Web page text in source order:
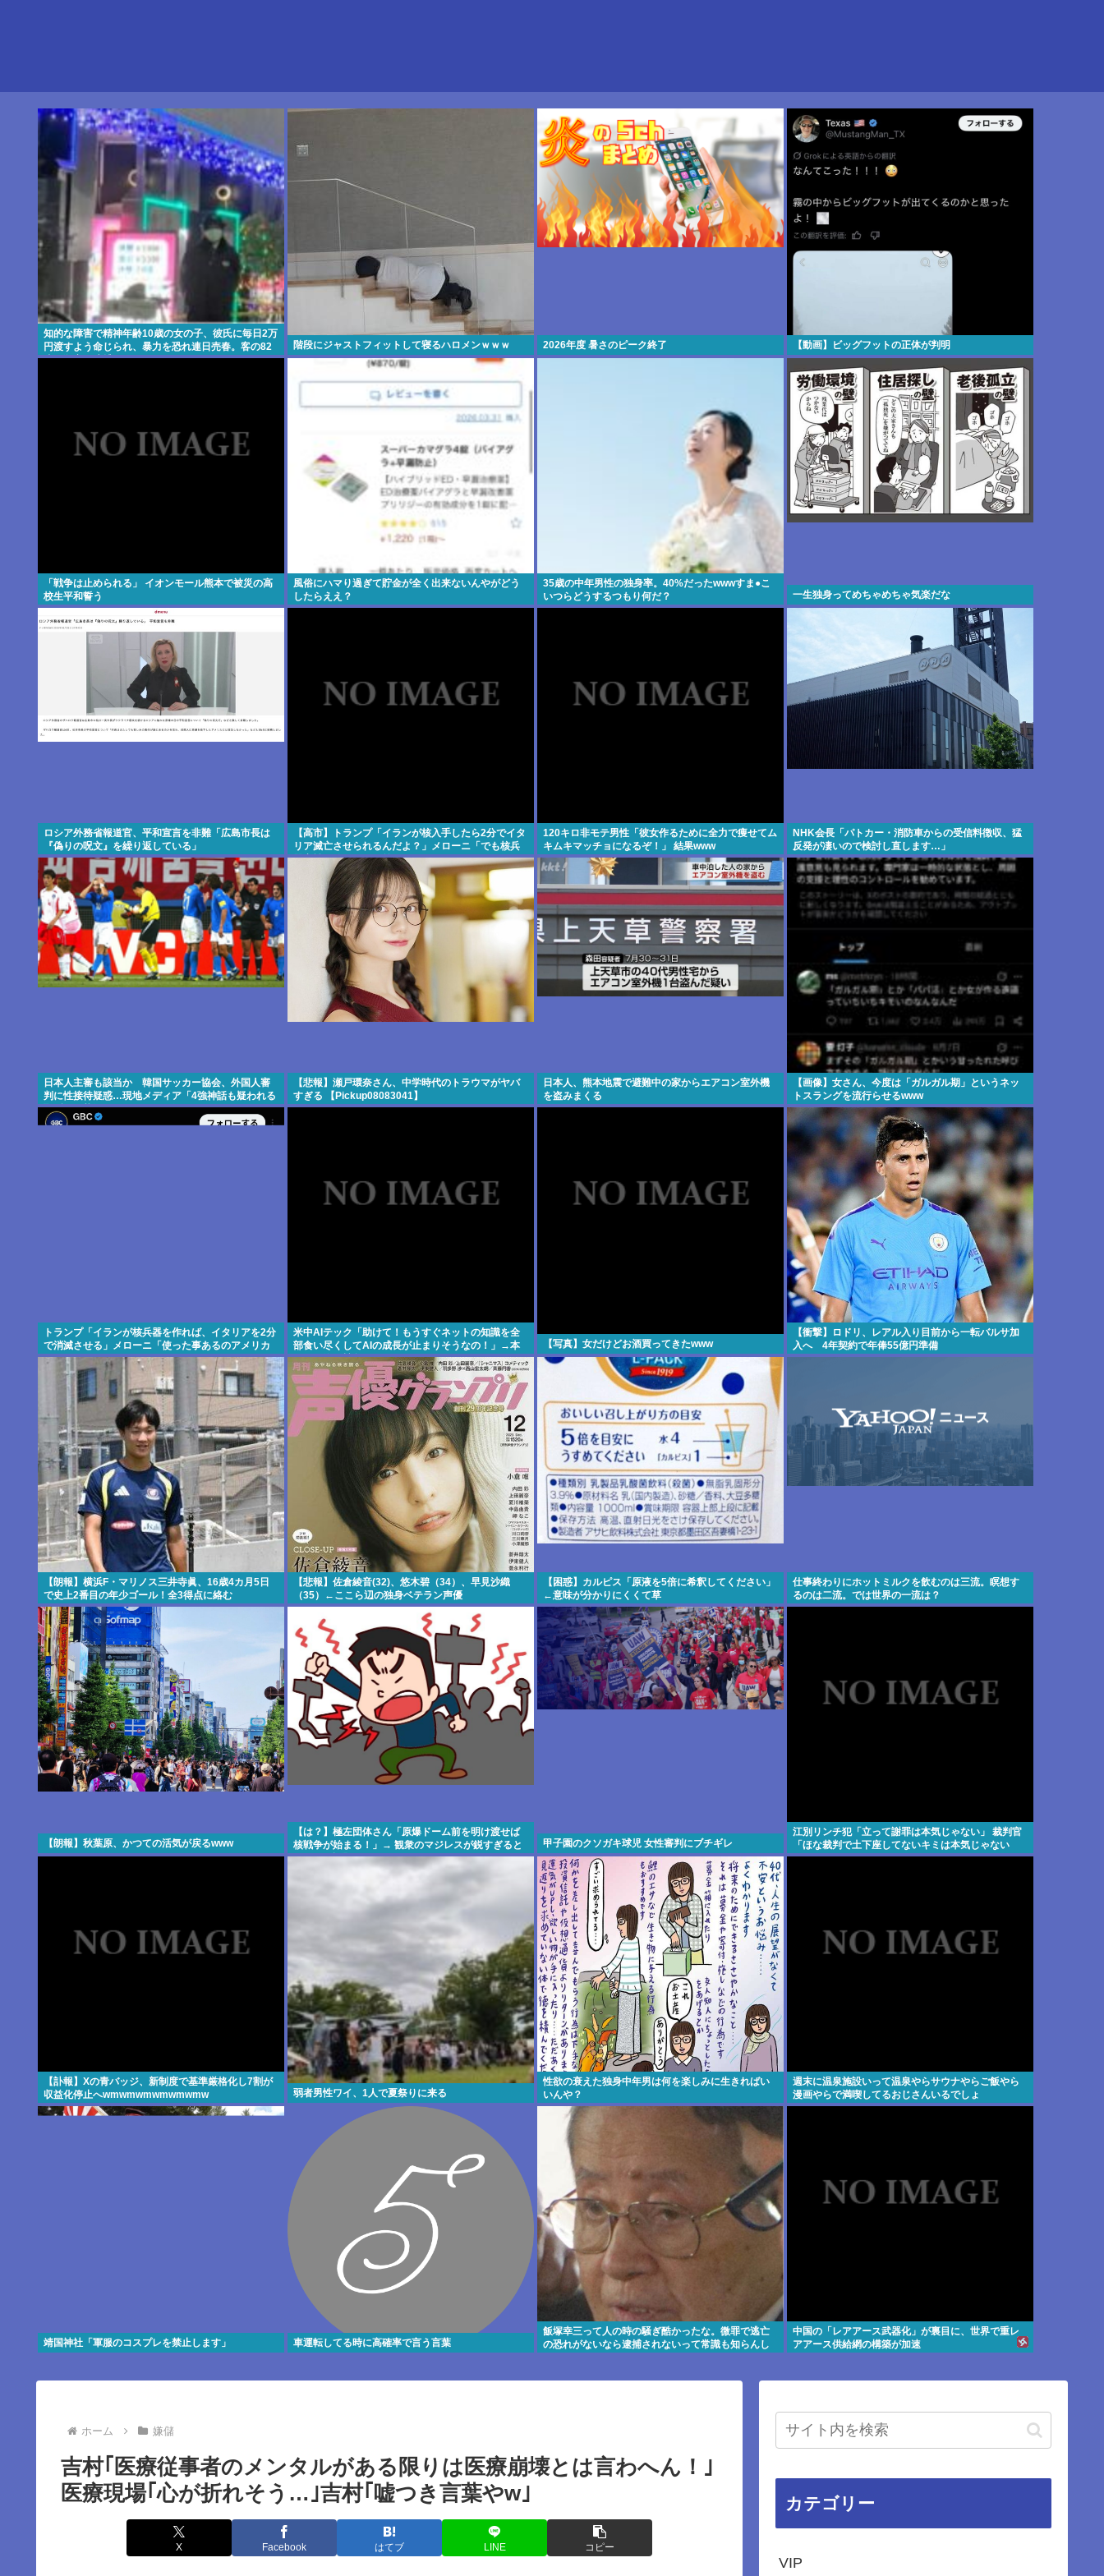
知的な障害で精神年齢10歳の女の子、彼氏に毎日2万
円渡すよう命じられ、暴力を恐れ連日売春。客の82
歳を殺害し逮捕
階段にジャストフィットして寝るハロメンｗｗｗ 2026年度 暑さのピーク終了 【動画】ビッグフットの正体が判明
「戦争は止められる」 イオンモール熊本で被災の高
校生平和誓う
風俗にハマり過ぎて貯金が全く出来ないんやがどう
したらええ？
35歳の中年男性の独身率。40%だったwwwすま●こ
いつらどうするつもり何だ？
一生独身ってめちゃめちゃ気楽だな
ロシア外務省報道官、平和宣言を非難「広島市長は
『偽りの呪文』を繰り返している」
【高市】トランプ「イランが核入手したら2分でイタ
リア滅亡させられるんだよ？」メローニ「でも核兵
器実戦で使ったのお前らだけだろ」
120キロ非モテ男性「彼女作るために全力で痩せてム
キムキマッチョになるぞ！」 結果www
NHK会長「パトカー・消防車からの受信料徴収、猛
反発が凄いので検討し直します…」
日本人主審も該当か 韓国サッカー協会、外国人審
判に性接待疑惑…現地メディア「4強神話も疑われる
恥ずべき状況」[8/8] [ばーど★]
【悲報】瀬戸環奈さん、中学時代のトラウマがヤバ
すぎる 【Pickup08083041】
日本人、熊本地震で避難中の家からエアコン室外機
を盗みまくる
【画像】女さん、今度は「ガルガル期」というネッ
トスラングを流行らせるwww
トランプ「イランが核兵器を作れば、イタリアを2分
で消滅させる」メローニ「使った事あるのアメリカ
だけじゃん」
米中AIテック「助けて！もうすぐネットの知識を全
部食い尽くしてAIの成長が止まりそうなの！」→本
の買い漁り競争へ
【写真】女だけどお酒買ってきたwww
【衝撃】ロドリ、レアル入り目前から一転バルサ加
入へ 4年契約で年俸55億円準備
【朗報】横浜F・マリノス三井寺眞、16歳4カ月5日
で史上2番目の年少ゴール！全3得点に絡む
【悲報】佐倉綾音(32)、悠木碧（34）、早見沙織
（35）←ここら辺の独身ベテラン声優
【困惑】カルピス「原液を5倍に希釈してください」
←意味が分かりにくくて草
仕事終わりにホットミルクを飲むのは三流。瞑想す
るのは二流。では世界の一流は？
【朗報】秋葉原、かつての活気が戻るwww
【は？】極左団体さん「原爆ドーム前を明け渡せば
核戦争が始まる！」→ 観衆のマジレスが鋭すぎると
ネットで話題に → www
甲子園のクソガキ球児 女性審判にブチギレ
江別リンチ犯「立って謝罪は本気じゃない」 裁判官
「ほな裁判で土下座してないキミは本気じゃない
な」
【訃報】Xの青バッジ、新制度で基準厳格化し7割が
収益化停止へwmwmwmwmwmwmw
弱者男性ワイ、1人で夏祭りに来る
性欲の衰えた独身中年男は何を楽しみに生きればい
いんや？
週末に温泉施設いって温泉やらサウナやらご飯やら
漫画やらで満喫してるおじさんいるでしょ
靖国神社「軍服のコスプレを禁止します」 車運転してる時に高確率で言う言葉
飯塚幸三って人の時の騒ぎ酷かったな。微罪で逃亡
の恐れがないなら逮捕されないって常識も知らんし
中国の「レアアース武器化」が裏目に、世界で重レ
アアース供給網の構築が加速
ホーム 嫌儲
吉村｢医療従事者のメンタルがある限りは医療崩壊とは言わへん！｣
医療現場｢心が折れそう…｣吉村｢嘘つき言葉やw｣
X Facebook はてブ LINE コピー
カテゴリー
VIP